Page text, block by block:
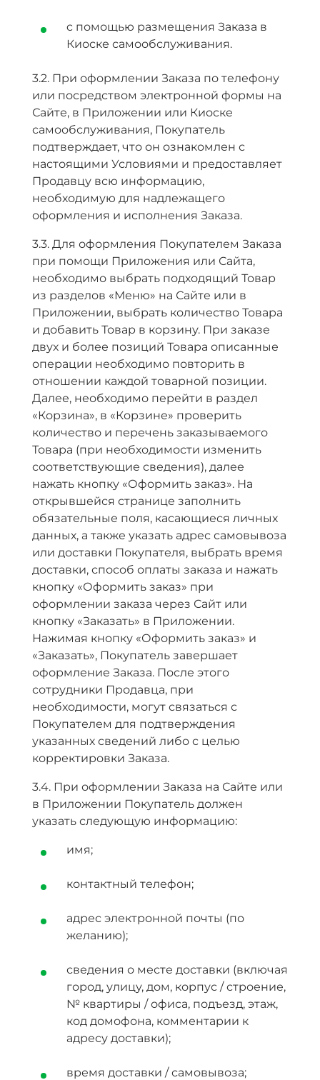
c помощью размещения Заказа в
Киоске самообслуживания.
3.2. При оформлении Заказа по телефону
или посредством электронной формы на
Сайте, в Приложении или Киоске
самообслуживания, Покупатель
подтверждает, что он ознакомлен с
настоящими Условиями и предоставляет
Продавцу всю информацию,
необходимую для надлежащего
оформления и исполнения Заказа.
3.3. Для оформления Покупателем Заказа
при помощи Приложения или Сайта,
необходимо выбрать подходящий Товар
из разделов «Меню» на Сайте или в
Приложении, выбрать количество Товара
и добавить Товар в корзину. При заказе
двух и более позиций Товара описанные
операции необходимо повторить в
отношении каждой товарной позиции.
Далее, необходимо перейти в раздел
«Корзина», в «Корзине» проверить
количество и перечень заказываемого
Товара (при необходимости изменить
соответствующие сведения), далее
нажать кнопку «Оформить заказ». На
открывшейся странице заполнить
обязательные поля, касающиеся личных
данных, а также указать адрес самовывоза
или доставки Покупателя, выбрать время
доставки, способ оплаты заказа и нажать
кнопку «Оформить заказ» при
оформлении заказа через Сайт или
кнопку «Заказать» в Приложении.
Нажимая кнопку «Оформить заказ» и
«Заказать», Покупатель завершает
оформление Заказа. После этого
сотрудники Продавца, при
необходимости, могут связаться с
Покупателем для подтверждения
указанных сведений либо с целью
корректировки Заказа.
3.4. При оформлении Заказа на Сайте или
в Приложении Покупатель должен
указать следующую информацию:
имя;
контактный телефон;
адрес электронной почты (по
желанию);
сведения о месте доставки (включая
город, улицу, дом, корпус / строение,
№ квартиры / офиса, подъезд, этаж,
код домофона, комментарии к
адресу доставки);
время доставки / самовывоза;